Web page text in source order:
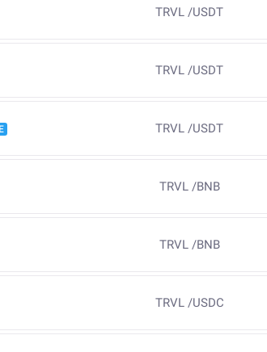
TRVL /USDT
TRVL /USDT
TRVL /USDT
TRVL /BNB
TRVL /BNB
TRVL /USDC